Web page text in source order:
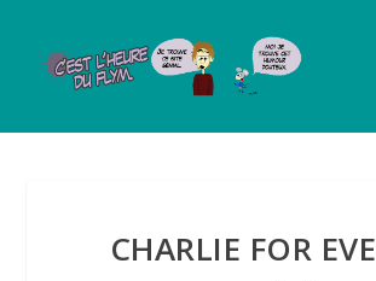
CHARLIE FOR